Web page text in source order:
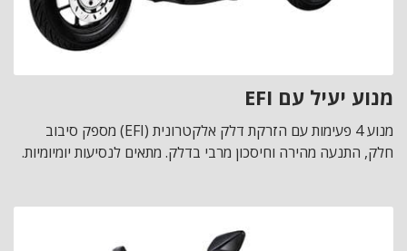
מנוע יעיל עם EFI
מנוע 4 פעימות עם הזרקת דלק אלקטרונית (EFI) מספק סיבוב
חלק, התנעה מהירה וחיסכון מרבי בדלק. מתאים לנסיעות יומיומיות.